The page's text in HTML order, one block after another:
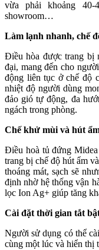
vừa phải khoảng 40-
showroom…
Làm lạnh nhanh, chế
Điều hòa được trang bị
đại, mang đến cho
động liên tục ở chế độ
nhiệt độ người dùng
đảo gió tự động, đa
ngách trong phòng.
Chế khử mùi và hút
Điều hoà tủ đứng
trang bị chế độ hút ẩm
thoáng mát, sạch sẽ
định nhờ hệ thống vận
lọc Ion Ag+ giúp tăng
Cài đặt thời gian tắt
Người sử dụng có thể
cùng một lúc và hiển thị